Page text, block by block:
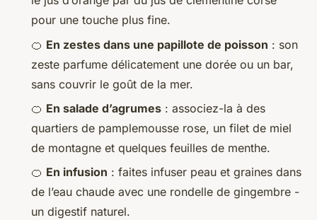
pour une touche plus fine.
🍊 En zestes dans une papillote de poisson : son
zeste parfume délicatement une dorée ou un bar,
sans couvrir le goût de la mer.
🍊 En salade d’agrumes : associez-la à des
quartiers de pamplemousse rose, un filet de miel
de montagne et quelques feuilles de menthe.
🍊 En infusion : faites infuser peau et graines dans
de l’eau chaude avec une rondelle de gingembre -
un digestif naturel.